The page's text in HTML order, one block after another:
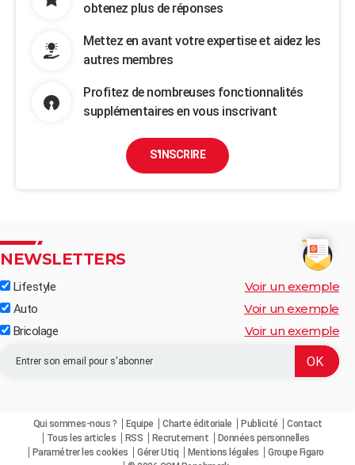
obtenez plus de réponses
Mettez en avant votre expertise et aidez les
autres membres
Profitez de nombreuses fonctionnalités
supplémentaires en vous inscrivant
S'INSCRIRE
NEWSLETTERS
Lifestyle Voir un exemple
Auto Voir un exemple
Bricolage Voir un exemple
Qui sommes-nous ? Equipe Charte éditoriale Publicité
Contact
Tous les articles
RSS Recrutement
Données personnelles
Paramétrer les cookies
Gérer Utiq Mentions légales
Groupe Figaro